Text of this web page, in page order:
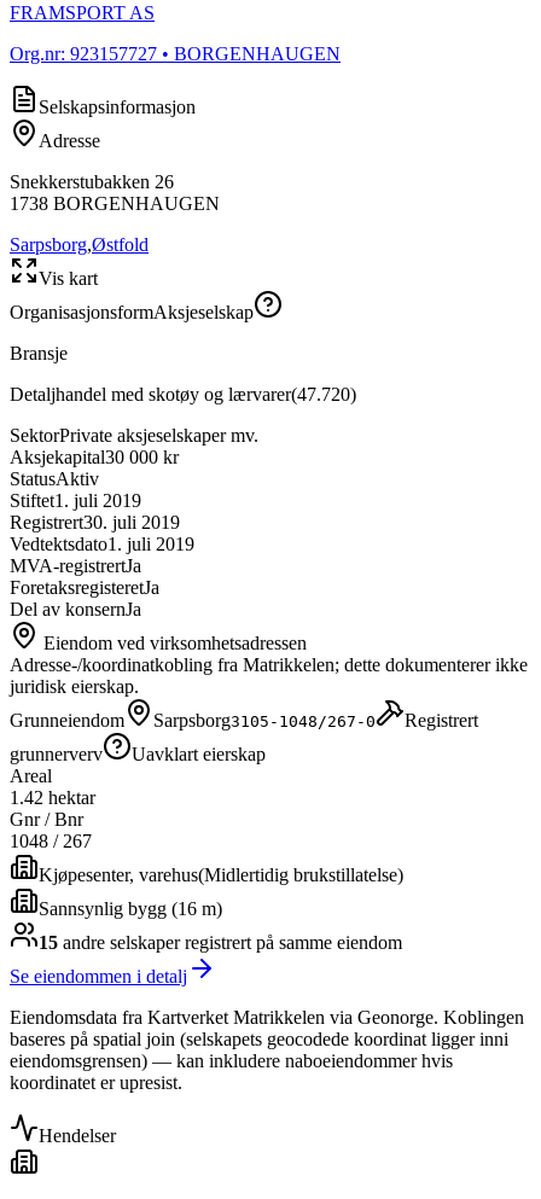
FRAMSPORT AS
Org.nr: 923157727 • BORGENHAUGEN
Selskapsinformasjon
Adresse
Snekkerstubakken 26
1738 BORGENHAUGEN
Sarpsborg,Østfold
Vis kart
OrganisasjonsformAksjeselskap
Bransje
Detaljhandel med skotøy og lærvarer(47.720)
SektorPrivate aksjeselskaper mv.
Aksjekapital30 000 kr
StatusAktiv
Stiftet1. juli 2019
Registrert30. juli 2019
Vedtektsdato1. juli 2019
MVA-registrertJa
ForetaksregisteretJa
Del av konsernJa
Eiendom ved virksomhetsadressen
Adresse-/koordinatkobling fra Matrikkelen; dette dokumenterer ikke
juridisk eierskap.
Grunneiendom
Sarpsborg3105-1048/267-0
Registrert
grunnerverv
Uavklart eierskap
Areal
1.42 hektar
Gnr / Bnr
1048 /267
Kjøpesenter, varehus(Midlertidig brukstillatelse)
Sannsynlig bygg (16 m)
15 andre selskaperregistrert på samme eiendom
Se eiendommen i detalj
Eiendomsdata fra Kartverket Matrikkelen via Geonorge. Koblingen
baseres på spatial join (selskapets geocodede koordinat ligger inni
eiendomsgrensen) — kan inkludere naboeiendommer hvis
koordinatet er upresist.
Hendelser